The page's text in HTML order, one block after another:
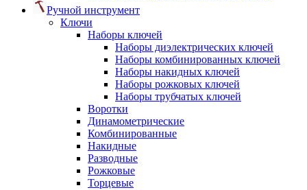
Ручной инструмент
Ключи
Наборы ключей
Наборы диэлектрических ключей
Наборы комбинированных ключей
Наборы накидных ключей
Наборы рожковых ключей
Наборы трубчатых ключей
Воротки
Динамометрические
Комбинированные
Накидные
Разводные
Рожковые
Торцевые